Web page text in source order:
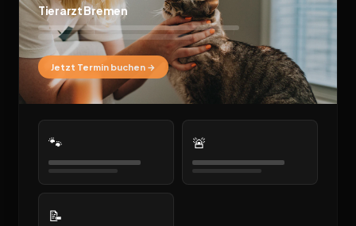
Tierarzt Bremen
Jetzt Termin buchen →
🐾 🚨
📝